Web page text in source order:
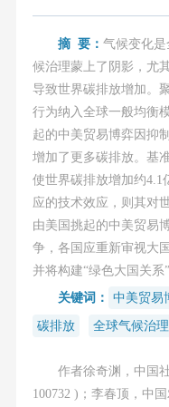
摘 要：气候变化
候治理蒙上了阴影，尤
导致世界碳排放增加。
行为纳入全球一般均衡
起的中美贸易博弈因抑
增加了更多碳排放。基
使世界碳排放增加约4.1
应的技术效应，则其对
由美国挑起的中美贸易
争，各国应重新审视大
并将构建“绿色大国关系
关键词：
中美贸易
碳排放 全球气候治理
作者徐奇渊，中国
100732 )；李春顶，中